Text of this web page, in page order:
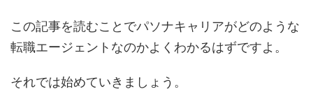
この記事を読むことでパソナキャリアがどのような
転職エージェントなのかよくわかるはずですよ。
それでは始めていきましょう。